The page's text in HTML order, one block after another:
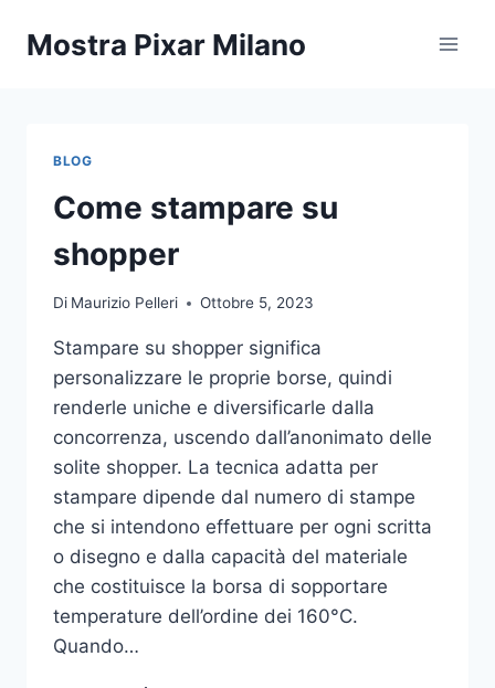
Mostra Pixar Milano
BLOG
Come stampare su
shopper
Di Maurizio Pelleri Ottobre 5, 2023
Stampare su shopper significa
personalizzare le proprie borse, quindi
renderle uniche e diversificarle dalla
concorrenza, uscendo dall’anonimato delle
solite shopper. La tecnica adatta per
stampare dipende dal numero di stampe
che si intendono effettuare per ogni scritta
o disegno e dalla capacità del materiale
che costituisce la borsa di sopportare
temperature dell’ordine dei 160°C.
Quando…